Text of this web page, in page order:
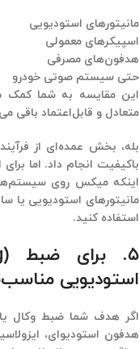
مانیتورهای استودیویی
اسپیکرهای معمولی
هدفون‌های مصرفی
حتی سیستم صوتی خودرو
این مقایسه به شما
متعادل و قابل‌اعتماد باقی
بله، بخش عمده‌ای از
باکیفیت انجام داد. اما
اینکه میکس روی
مانیتورهای استودیویی
استفاده کنید.
استودیویی
هدفون استودیوای،